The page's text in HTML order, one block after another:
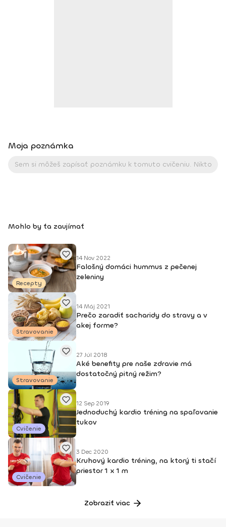
Moja poznámka
Mohlo by ťa zaujímať
Recepty
14 Nov 2022
Falošný domáci hummus z pečenej
zeleniny
Stravovanie
14 Máj 2021
Prečo zaradiť sacharidy do stravy a v
akej forme?
Stravovanie
27 Júl 2018
Aké benefity pre naše zdravie má
dostatočný pitný režim?
Cvičenie
12 Sep 2019
Jednoduchý kardio tréning na spaľovanie
tukov
Cvičenie
3 Dec 2020
Kruhový kardio tréning, na ktorý ti stačí
priestor 1 x 1 m
Zobraziť viac